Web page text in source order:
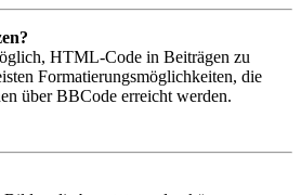
HTML-Code in Beiträgen zu
Formatierungsmöglichkeiten, die
über BBCode erreicht werden.